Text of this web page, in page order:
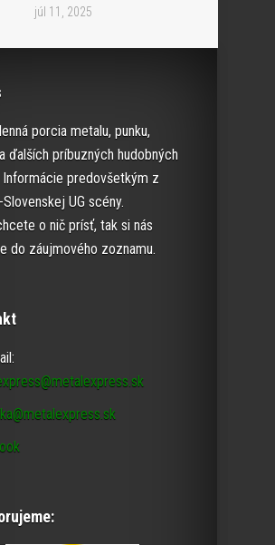
júl 11, 2025
porcia metalu, punku,
ďalších príbuzných hudobných
Informácie predovšetkým z
UG scény.
o nič prísť, tak si nás
do záujmového zoznamu.